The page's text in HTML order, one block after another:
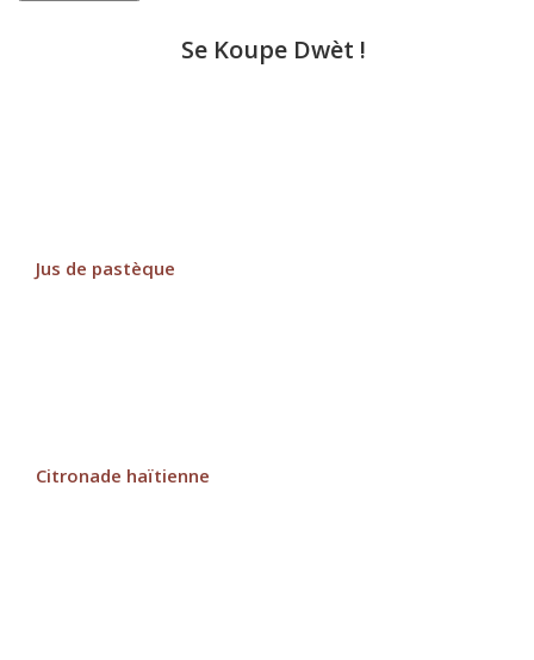
Se Koupe Dwèt !
Jus de pastèque
Citronade haïtienne